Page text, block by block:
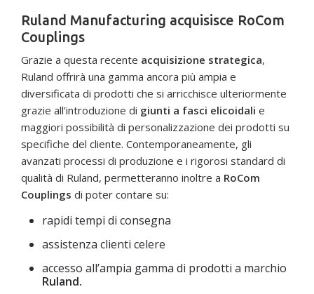
Ruland Manufacturing acquisisce RoCom
Couplings
Grazie a questa recente acquisizione strategica,
Ruland offrirà una gamma ancora più ampia e
diversificata di prodotti che si arricchisce ulteriormente
grazie all’introduzione di giunti a fasci elicoidali e
maggiori possibilità di personalizzazione dei prodotti su
specifiche del cliente. Contemporaneamente, gli
avanzati processi di produzione e i rigorosi standard di
qualità di Ruland, permetteranno inoltre a RoCom
Couplings di poter contare su:
rapidi tempi di consegna
assistenza clienti celere
accesso all’ampia gamma di prodotti a marchio
Ruland.